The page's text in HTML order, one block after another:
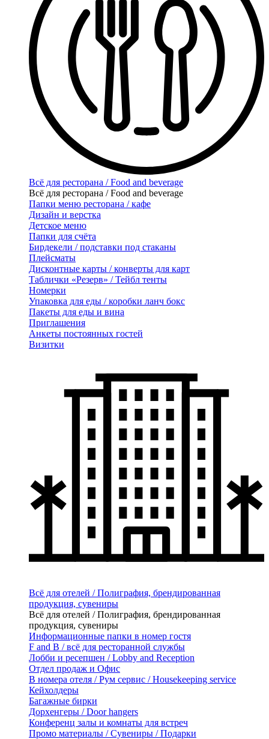
Всё для ресторана / Food and beverage
Всё для ресторана / Food and beverage
Папки меню ресторана / кафе
Дизайн и верстка
Детское меню
Папки для счёта
Бирдекели / подставки под стаканы
Плейсматы
Дисконтные карты / конверты для карт
Таблички «Резерв» / Тейбл тенты
Номерки
Упаковка для еды / коробки ланч бокс
Пакеты для еды и вина
Приглашения
Анкеты постоянных гостей
Визитки
Всё для отелей / Полиграфия, брендированная
продукция, сувениры
Всё для отелей / Полиграфия, брендированная
продукция, сувениры
Информационные папки в номер гостя
F and B / всё для ресторанной службы
Лобби и ресепшен / Lobby and Reception
Отдел продаж и Офис
В номера отеля / Рум сервис / Housekeeping service
Кейхолдеры
Багажные бирки
Дорхенгеры / Door hangers
Конференц залы и комнаты для встреч
Промо материалы / Сувениры / Подарки